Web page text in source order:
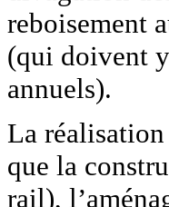
reboisement
(qui doivent
annuels).
La
que la
rail),